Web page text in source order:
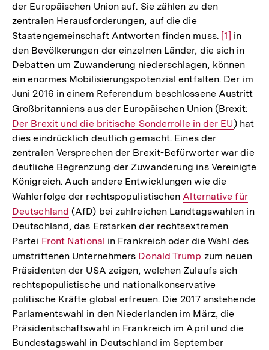
der Europäischen Union auf. Sie zählen zu den
zentralen Herausforderungen, auf die die
Staatengemeinschaft Antworten finden muss. Zur
Auflösung
der
Fußnote
[1] in
den Bevölkerungen der einzelnen Länder, die sich in
Debatten um Zuwanderung niederschlagen, können
ein enormes Mobilisierungspotenzial entfalten. Der im
Juni 2016 in einem Referendum beschlossene Austritt
Großbritanniens aus der Europäischen Union (Brexit:
Der Brexit und die britische Sonderrolle in der EU) hat
dies eindrücklich deutlich gemacht. Eines der
zentralen Versprechen der Brexit-Befürworter war die
deutliche Begrenzung der Zuwanderung ins Vereinigte
Königreich. Auch andere Entwicklungen wie die
Wahlerfolge der rechtspopulistischenInterner
Link:
Alternative für
Deutschland (AfD) bei zahlreichen Landtagswahlen in
Deutschland, das Erstarken der rechtsextremen
Partei Interner
Link:
Front National in Frankreich oder die Wahl des
umstrittenen Unternehmers Interner
Link:
Donald Trump zum neuen
Präsidenten der USA zeigen, welchen Zulaufs sich
rechtspopulistische und nationalkonservative
politische Kräfte global erfreuen. Die 2017 anstehende
Parlamentswahl in den Niederlanden im März, die
Präsidentschaftswahl in Frankreich im April und die
Bundestagswahl in Deutschland im September